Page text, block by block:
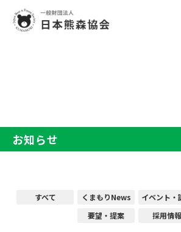
お知らせ
すべて くまもりNews イベント・
要望・提案
採用情報